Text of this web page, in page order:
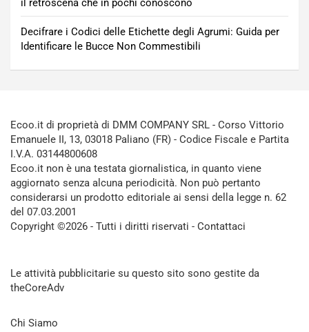
Decifrare i Codici delle Etichette degli Agrumi: Guida per
Identificare le Bucce Non Commestibili
Ecoo.it di proprietà di DMM COMPANY SRL - Corso Vittorio
Emanuele II, 13, 03018 Paliano (FR) - Codice Fiscale e Partita
I.V.A. 03144800608
Ecoo.it non è una testata giornalistica, in quanto viene
aggiornato senza alcuna periodicità. Non può pertanto
considerarsi un prodotto editoriale ai sensi della legge n. 62
del 07.03.2001
Copyright ©2026 - Tutti i diritti riservati - Contattaci
Le attività pubblicitarie su questo sito sono gestite da
theCoreAdv
Chi Siamo